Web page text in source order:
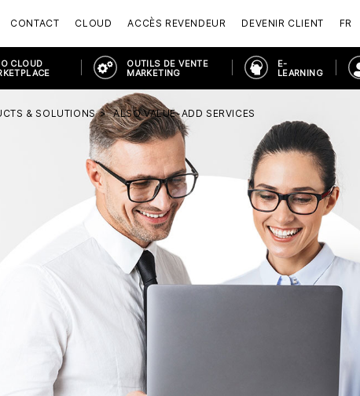
CONTACT CLOUD ACCÈS REVENDEUR DEVENIR CLIENT FR
CLOUD
OUTILS DE VENTE
MARKETING
E-
LEARNING
& SOLUTIONS
ALSO VALUE-ADD SERVICES